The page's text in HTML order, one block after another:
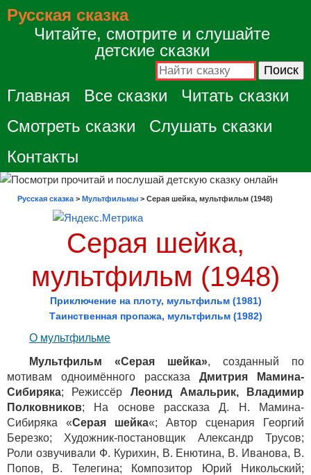
Русская сказка
Читайте, смотрите и слушайте
детские сказки
Главная Все сказки
Читать сказки
Смотреть сказки
Слушать сказки
Контакты
Русская сказка > Мультфильмы > Серая шейка, мультфильм (1948)
Серая шейка,
мультфильм (1948)
Приключение на плоту, мультфильм (1981)
Таинственная пропажа, мультфильм (1982)
О мультфильме
Мультфильм «Серая шейка», созданный по
мотивам одноимённого рассказа Дмитрия Мамина-
Сибиряка; Режиссёр Леонид Амальрик, Владимир
Полковников; На основе рассказа Д. Н. Мамина-
Сибиряка «Серая шейка«; Автор сценария Георгий
Березко; Художник-постановщик Александр Трусов;
Роли озвучивали Ф. Курихин, В. Енютина, В. Иванова, В.
Попов, В. Телегина; Композитор Юрий Никольский;